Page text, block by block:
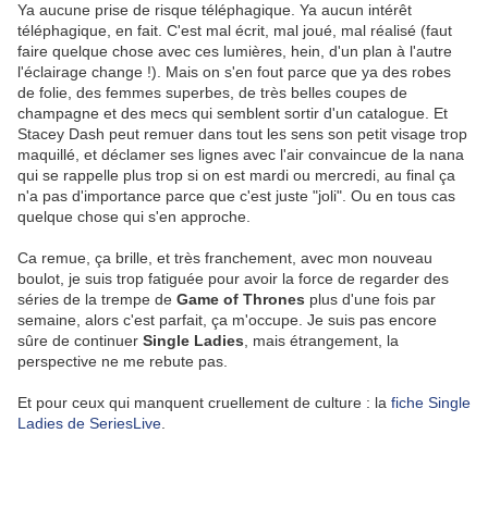
Ya aucune prise de risque téléphagique. Ya aucun intérêt
téléphagique, en fait. C'est mal écrit, mal joué, mal réalisé (faut
faire quelque chose avec ces lumières, hein, d'un plan à l'autre
l'éclairage change !). Mais on s'en fout parce que ya des robes
de folie, des femmes superbes, de très belles coupes de
champagne et des mecs qui semblent sortir d'un catalogue. Et
Stacey Dash peut remuer dans tout les sens son petit visage trop
maquillé, et déclamer ses lignes avec l'air convaincue de la nana
qui se rappelle plus trop si on est mardi ou mercredi, au final ça
n'a pas d'importance parce que c'est juste "joli". Ou en tous cas
quelque chose qui s'en approche.
Ca remue, ça brille, et très franchement, avec mon nouveau
boulot, je suis trop fatiguée pour avoir la force de regarder des
séries de la trempe de Game of Thrones plus d'une fois par
semaine, alors c'est parfait, ça m'occupe. Je suis pas encore
sûre de continuer Single Ladies , mais étrangement, la
perspective ne me rebute pas.
Et pour ceux qui manquent cruellement de culture : la fiche Single
Ladies de SeriesLive